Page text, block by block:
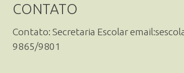
CONTATO
Contato: Secretaria Escolar
9865/9801